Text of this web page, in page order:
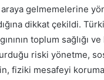
gelmemelerine
dikkat çekildi.
toplum sağlığı
riski yönetme,
fiziki mesafeyi koruma